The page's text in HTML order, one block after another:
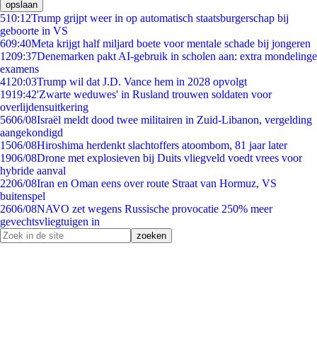
opslaan
510:12Trump grijpt weer in op automatisch staatsburgerschap bij
geboorte in VS
609:40Meta krijgt half miljard boete voor mentale schade bij jongeren
1209:37Denemarken pakt AI-gebruik in scholen aan: extra mondelinge
examens
41 20:03Trump wil dat J.D. Vance hem in 2028 opvolgt
1919:42'Zwarte weduwes' in Rusland trouwen soldaten voor
overlijdensuitkering
5606/08Israël meldt dood twee militairen in Zuid-Libanon, vergelding
aangekondigd
1506/08Hiroshima herdenkt slachtoffers atoombom, 81 jaar later
1906/08Drone met explosieven bij Duits vliegveld voedt vrees voor
hybride aanval
2206/08Iran en Oman eens over route Straat van Hormuz, VS
buitenspel
2606/08NAVO zet wegens Russische provocatie 250% meer
gevechtsvliegtuigen in